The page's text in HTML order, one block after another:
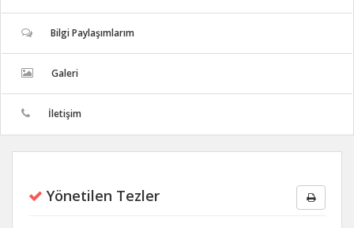
Bilgi Paylaşımlarım
Galeri
İletişim
Yönetilen Tezler